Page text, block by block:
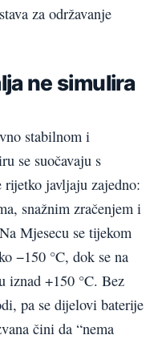
za održavanje
ne simulira
stabilnom i
se suočavaju s
javljaju zajedno:
snažnim zračenjem i
Mjesecu se tijekom
−150 °C, dok se na
iznad +150 °C. Bez
pa se dijelovi baterije
čini da “nema